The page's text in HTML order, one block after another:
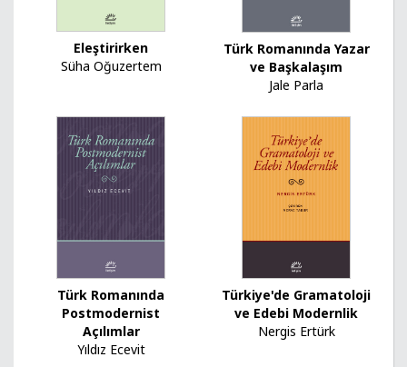
Eleştirirken
Süha Oğuzertem
Türk Romanında Yazar
ve Başkalaşım
Jale Parla
Türk Romanında
Postmodernist
Açılımlar
Yıldız Ecevit
Türkiye'de Gramatoloji
ve Edebi Modernlik
Nergis Ertürk